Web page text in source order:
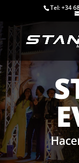
Tel: +34